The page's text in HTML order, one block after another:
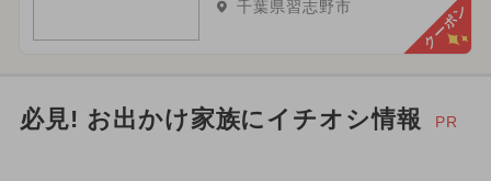
千葉県習志野市 クーポン
必見! お出かけ家族にイチオシ情報 PR